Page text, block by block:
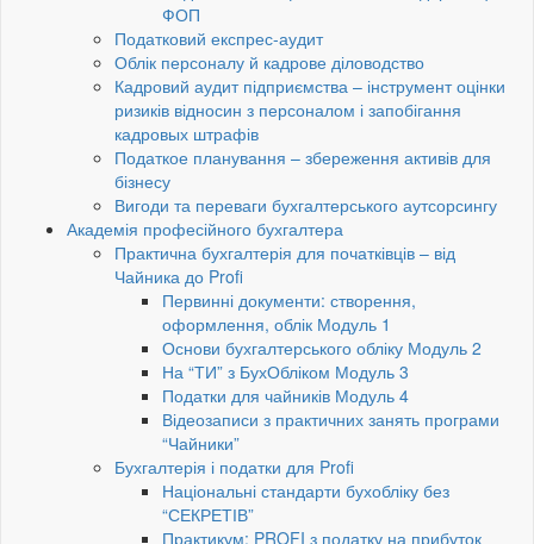
ФОП
Податковий експрес-аудит
Облік персоналу й кадрове діловодство
Кадровий аудит підприємства – інструмент оцінки
ризиків відносин з персоналом і запобігання
кадровых штрафів
Податкое планування – збереження активів для
бізнесу
Вигоди та переваги бухгалтерського аутсорсингу
Академія професійного бухгалтера
Практична бухгалтерія для початківців – від
Чайника до Profi
Первинні документи: створення,
оформлення, облік Модуль 1
Основи бухгалтерського обліку Модуль 2
На “ТИ” з БухОбліком Модуль 3
Податки для чайників Модуль 4
Відеозаписи з практичних занять програми
“Чайники”
Бухгалтерія і податки для Profi
Національні стандарти бухобліку без
“СЕКРЕТІВ”
Практикум: PROFI з податку на прибуток